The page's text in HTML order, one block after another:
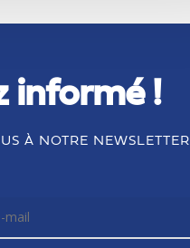
informé !
À NOTRE NEWSLETTER